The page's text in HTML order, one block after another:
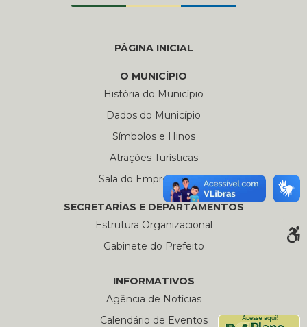
PÁGINA INICIAL
O MUNICÍPIO
História do Município
Dados do Município
Símbolos e Hinos
Atrações Turísticas
Sala do Empreendedor
SECRETARÍAS E DEPARTAMENTOS
Estrutura Organizacional
Gabinete do Prefeito
INFORMATIVOS
Agência de Notícias
Calendário de Eventos